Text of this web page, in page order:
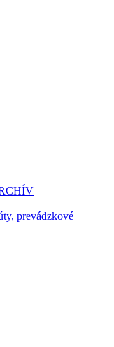
prevádzkové